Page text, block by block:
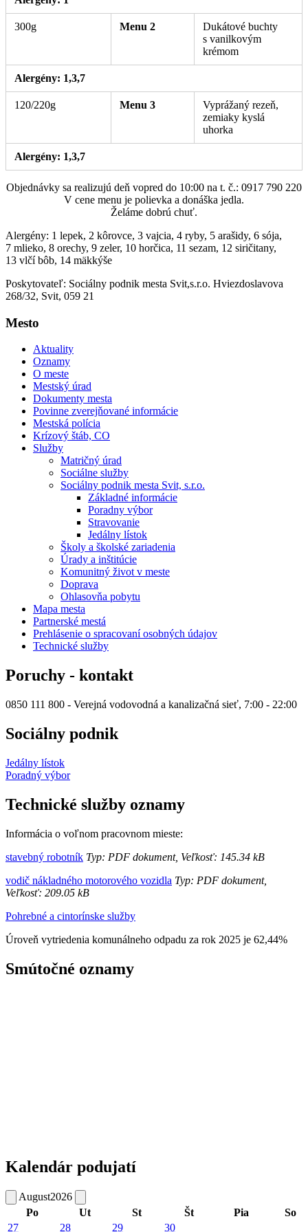
300g Menu 2
Dukátové buchty
s vanilkovým
krémom
. Alergény: 1, 3, 7.
Alergény: 1,3,7
120/220g Menu 3
Vyprážaný rezeň,
zemiaky kyslá
uhorka
. Alergény: 1, 3, 7.
Alergény: 1,3,7
Objednávky sa realizujú deň vopred do 10:00 na t. č.: 0917 790 220
V cene menu je polievka a donáška jedla.
Želáme dobrú chuť.
Alergény: 1 lepek, 2 kôrovce, 3 vajcia, 4 ryby, 5 arašidy, 6 sója,
7 mlieko, 8 orechy, 9 zeler, 10 horčica, 11 sezam, 12 siričitany,
13 vlčí bôb, 14 mäkkýše
Poskytovateľ: Sociálny podnik mesta Svit,s.r.o. Hviezdoslavova
268/32, Svit, 059 21
Mesto
Aktuality
Oznamy
O meste
Mestský úrad
Dokumenty mesta
Povinne zverejňované informácie
Mestská polícia
Krízový štáb, CO
Služby
Matričný úrad
Sociálne služby
Sociálny podnik mesta Svit, s.r.o.
Základné informácie
Poradny výbor
Stravovanie
Jedálny lístok
Školy a školské zariadenia
Úrady a inštitúcie
Komunitný život v meste
Doprava
Ohlasovňa pobytu
Mapa mesta
Partnerské mestá
Prehlásenie o spracovaní osobných údajov
Technické služby
Poruchy - kontakt
0850 111 800 - Verejná vodovodná a kanalizačná sieť, 7:00 - 22:00
Sociálny podnik
Jedálny lístok
Poradný výbor
Technické služby oznamy
Informácia o voľnom pracovnom mieste:
stavebný robotník Typ: PDF dokument, Veľkosť: 145.34 kB
vodič nákladného motorového vozidla Typ: PDF dokument,
Veľkosť: 209.05 kB
Pohrebné a cintorínske služby
Úroveň vytriedenia komunálneho odpadu za rok 2025 je 62,44%
Smútočné oznamy
Kalendár podujatí
August2026
Po
Ut St Št Pia
So
27
28
29
30